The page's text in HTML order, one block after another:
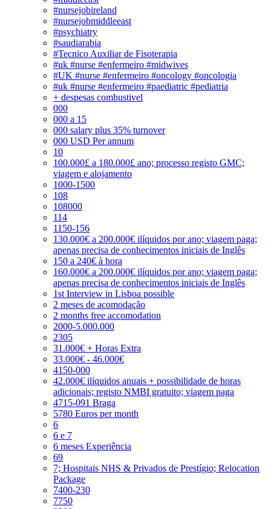
#nursejobireland
#nursejobmiddleeast
#psychiatry
#saudiarabia
#Tecnico Auxiliar de Fisoterapia
#uk #nurse #enfermeiro #midwives
#UK #nurse #enfermeiro #oncology #oncologia
#uk #nurse #enfermeiro #paediatric #pediatria
+ despesas combustivel
000
000 a 15
000 salary plus 35% turnover
000 USD Per annum
10
100.000£ a 180.000£ ano; processo registo GMC;
viagem e alojamento
1000-1500
108
108000
114
1150-156
130.000€ a 200.000€ ilíquidos por ano; viagem paga;
apenas precisa de conhecimentos iniciais de Inglês
150 a 240€ à hora
160.000€ a 200.000€ ilíquidos por ano; viagem paga;
apenas precisa de conhecimentos iniciais de Inglês
1st Interview in Lisboa possible
2 meses de acomodação
2 months free accomodation
2000-5.000.000
2305
31.000€ + Horas Extra
33.000€ - 46.000€
4150-000
42.000€ ilíquidos anuais + possibilidade de horas
adicionais; registo NMBI gratuito; viagem paga
4715-091 Braga
5780 Euros per month
6
6 e 7
6 meses Experiência
69
7; Hospitais NHS & Privados de Prestígio; Relocation
Package
7400-230
7750